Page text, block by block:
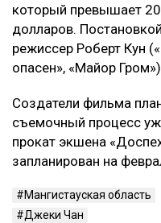
который превышает
долларов.
режиссер Роберт Кун
опасен», «Майор
Создатели фильма
съемочный процесс
прокат экшена
запланирован на
Мангистауская область
Джеки Чан